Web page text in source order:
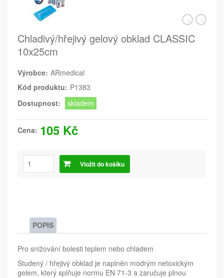
Chladivý/hřejivý gelový obklad CLASSIC
10x25cm
Výrobce: ARmedical
Kód produktu: P1383
Dostupnost:
skladem
Cena: 105 Kč
Vložit do košíku
POPIS
Pro snižování bolesti teplem nebo chladem
Studený / hřejivý obklad je naplněn modrým netoxickým
gelem, který splňuje normu EN 71-3 a zaručuje plnou